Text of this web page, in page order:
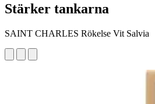
Stärker tankarna
SAINT CHARLES Rökelse Vit Salvia